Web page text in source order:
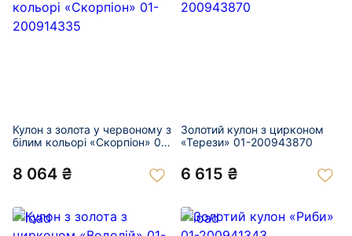
Кулон з золота у червоному з
білим кольорі «Скорпіон» 01-
8 064 ₴
Золотий кулон з цирконом
«Терези» 01-200943870
6 615 ₴